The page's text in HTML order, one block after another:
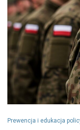
Prewencja i edukacja